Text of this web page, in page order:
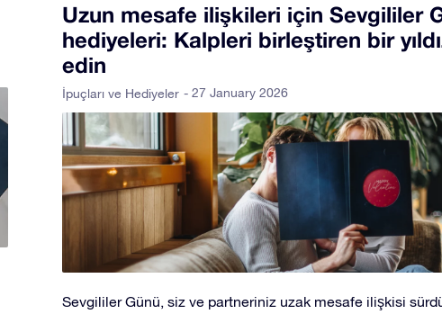
Uzun mesafe ilişkileri için Sevgililer
hediyeleri: Kalpleri birleştiren bir
edin
İpuçları ve Hediyeler - 27 January 2026
Sevgililer Günü, siz ve partneriniz uzak mesafe ilişkisi